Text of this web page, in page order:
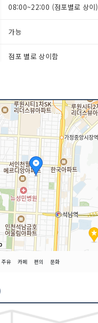
08:00~22:00 (점포별로 상이)
가능
점포 별로 상이함
잡화 / 식품 / 침구 / 의류 등
주유 카페 편의 문화